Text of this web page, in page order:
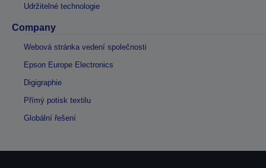
Udržitelné technologie
Company
Webová stránka vedení společnosti
Epson Europe Electronics
Digigraphie
Přímý potisk textilu
Globální řešení